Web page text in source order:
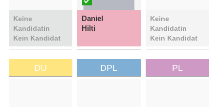
Keine
Kandidatin
Kein Kandidat
Daniel
Hilti
Keine
Kandidatin
Kein Kandidat
DU DPL PL